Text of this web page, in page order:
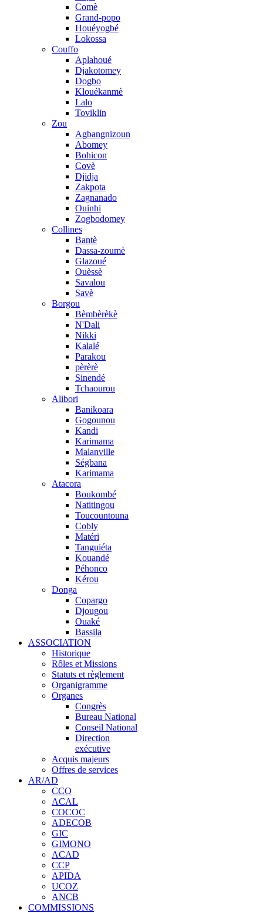
Comè
Grand-popo
Houéyogbé
Lokossa
Couffo
Aplahoué
Djakotomey
Dogbo
Klouékanmè
Lalo
Toviklin
Zou
Agbangnizoun
Abomey
Bohicon
Covè
Djidja
Zakpota
Zagnanado
Ouinhi
Zogbodomey
Collines
Bantè
Dassa-zoumè
Glazoué
Ouèssè
Savalou
Savè
Borgou
Bèmbèrèkè
N'Dali
Nikki
Kalalé
Parakou
pèrèrè
Sinendé
Tchaourou
Alibori
Banikoara
Gogounou
Kandi
Karimama
Malanville
Ségbana
Karimama
Atacora
Boukombé
Natitingou
Toucountouna
Cobly
Matéri
Tanguiéta
Kouandé
Péhonco
Kérou
Donga
Copargo
Djougou
Ouaké
Bassila
ASSOCIATION
Historique
Rôles et Missions
Statuts et règlement
Organigramme
Organes
Congrès
Bureau National
Conseil National
Direction
exécutive
Acquis majeurs
Offres de services
AR/AD
CCO
ACAL
COCOC
ADECOB
GIC
GIMONO
ACAD
CCP
APIDA
UCOZ
ANCB
COMMISSIONS